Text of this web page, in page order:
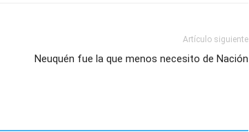
Artículo siguiente
Neuquén fue la que menos necesito de Nación